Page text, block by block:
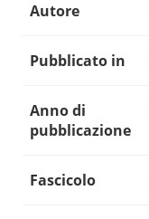
Autore
Pubblicato in
Anno di
pubblicazione
Fascicolo